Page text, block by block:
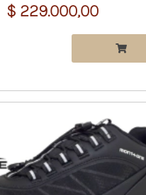
$ 229.000,00